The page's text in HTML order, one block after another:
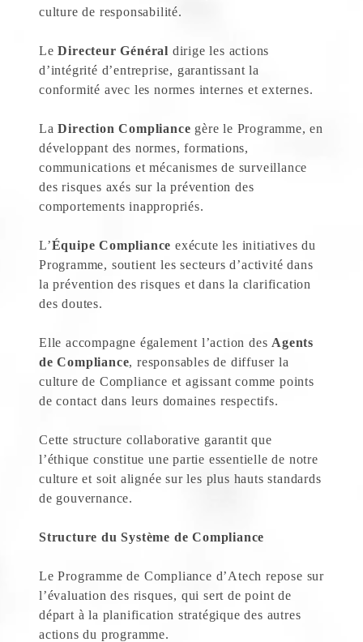
culture de responsabilité.
LeDirecteur Général dirige les actions
d’intégrité d’entreprise, garantissant la
conformité avec les normes internes et externes.
LaDirection Compliance gère le Programme, en
développant des normes, formations,
communications et mécanismes de surveillance
des risques axés sur la prévention des
comportements inappropriés.
L’Équipe Compliance exécute les initiatives du
Programme, soutient les secteurs d’activité dans
la prévention des risques et dans la clarification
des doutes.
Elle accompagne également l’action des Agents
de Compliance, responsables de diffuser la
culture de Compliance et agissant comme points
de contact dans leurs domaines respectifs.
Cette structure collaborative garantit que
l’éthique constitue une partie essentielle de notre
culture et soit alignée sur les plus hauts standards
de gouvernance.
Structure du Système de Compliance
Le Programme de Compliance d’Atech repose sur
l’évaluation des risques, qui sert de point de
départ à la planification stratégique des autres
actions du programme.